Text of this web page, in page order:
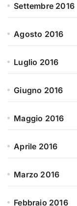
Settembre 2016
Agosto 2016
Luglio 2016
Giugno 2016
Maggio 2016
Aprile 2016
Marzo 2016
Febbraio 2016